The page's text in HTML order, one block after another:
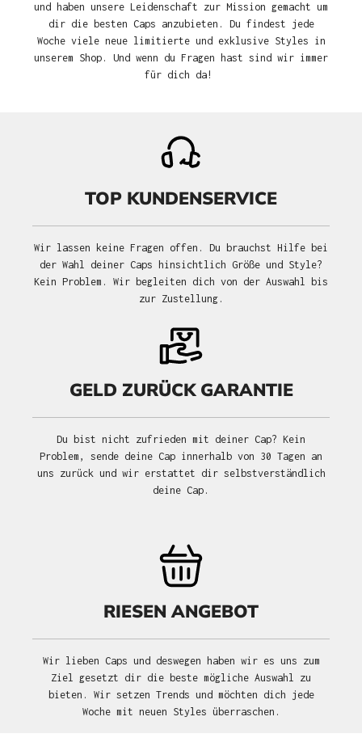
und haben unsere Leidenschaft zur Mission gemacht um
dir die besten Caps anzubieten. Du findest jede
Woche viele neue limitierte und exklusive Styles in
unserem Shop. Und wenn du Fragen hast sind wir immer
für dich da!
TOP KUNDENSERVICE
Wir lassen keine Fragen offen. Du brauchst Hilfe bei
der Wahl deiner Caps hinsichtlich Größe und Style?
Kein Problem. Wir begleiten dich von der Auswahl bis
zur Zustellung.
GELD ZURÜCK GARANTIE
Du bist nicht zufrieden mit deiner Cap? Kein
Problem, sende deine Cap innerhalb von 30 Tagen an
uns zurück und wir erstattet dir selbstverständlich
deine Cap.
RIESEN ANGEBOT
Wir lieben Caps und deswegen haben wir es uns zum
Ziel gesetzt dir die beste mögliche Auswahl zu
bieten. Wir setzen Trends und möchten dich jede
Woche mit neuen Styles überraschen.